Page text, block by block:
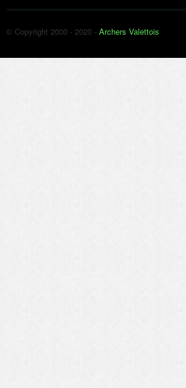
© Copyright 2000 - 2020 - Archers Valettois